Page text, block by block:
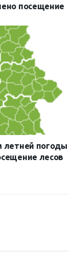
посещение
летней погоды
лесов